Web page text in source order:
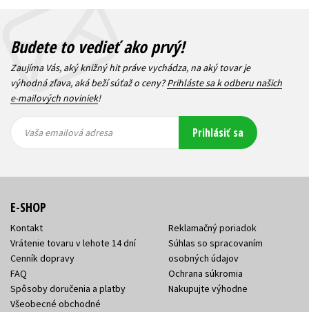
Budete to vedieť ako prvý!
Zaujíma Vás, aký knižný hit práve vychádza, na aký tovar je
výhodná zľava, aká beží súťaž o ceny?Prihláste sa k odberu našich
e-mailových noviniek!
emailová
emailová
Vaša emailová adresa Prihlásiť sa
E-SHOP
Kontakt
Vrátenie tovaru v lehote 14 dní
Cenník dopravy
FAQ
Spôsoby doručenia a platby
Všeobecné obchodné
Reklamačný poriadok
Súhlas so spracovaním
osobných údajov
Ochrana súkromia
Nakupujte výhodne